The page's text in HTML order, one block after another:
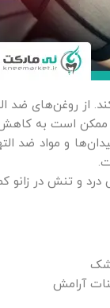
از روغن‌های ضد
ممکن است به
و مواد ضد
و تنش در زانو
آرامش